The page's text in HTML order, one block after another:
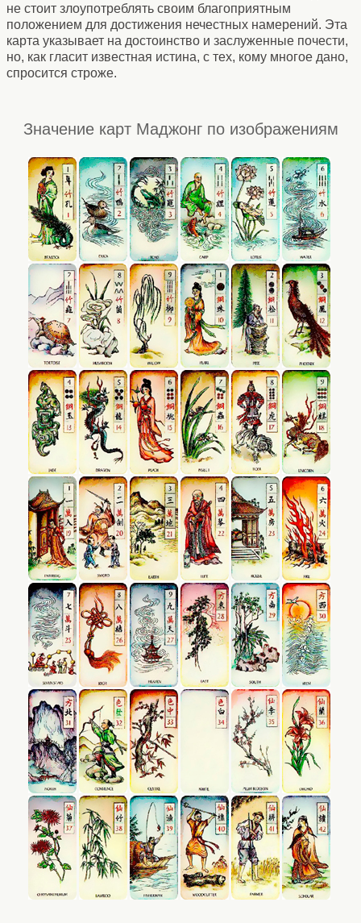
не стоит злоупотреблять своим благоприятным
положением для достижения нечестных намерений. Эта
карта указывает на достоинство и заслуженные почести,
но, как гласит известная истина, с тех, кому многое дано,
спросится строже.
Значение карт Маджонг по изображениям